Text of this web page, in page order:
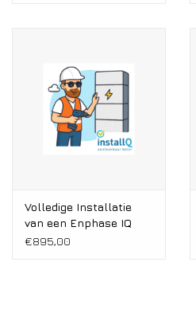
Volledige Installatie
van een Enphase IQ
Batterij
€895,00